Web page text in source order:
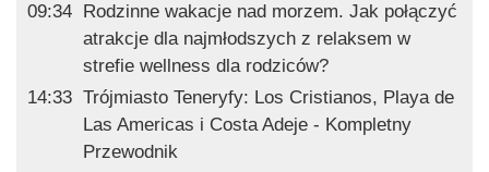
09:34 Rodzinne wakacje nad morzem. Jak połączyć
atrakcje dla najmłodszych z relaksem w
strefie wellness dla rodziców?
14:33 Trójmiasto Teneryfy: Los Cristianos, Playa de
Las Americas i Costa Adeje - Kompletny
Przewodnik